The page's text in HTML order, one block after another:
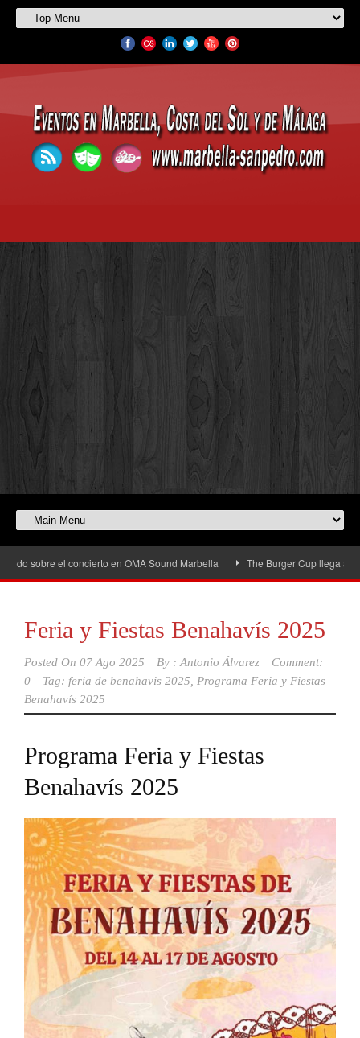
el concierto en OMA Sound Marbella The Burger Cup llega a San
Feria y Fiestas Benahavís 2025
Posted On 07 Ago 2025 By : Antonio Álvarez
Comment:
0
Tag: feria de benahavis 2025
Programa Feria y Fiestas
Benahavís 2025
Programa Feria y Fiestas
Benahavís 2025